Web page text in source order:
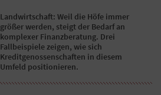
Landwirtschaft: Weil die Höfe immer
größer werden, steigt der Bedarf an
komplexer Finanzberatung. Drei
Fallbeispiele zeigen, wie sich
Kreditgenossenschaften in diesem
Umfeld positionieren.